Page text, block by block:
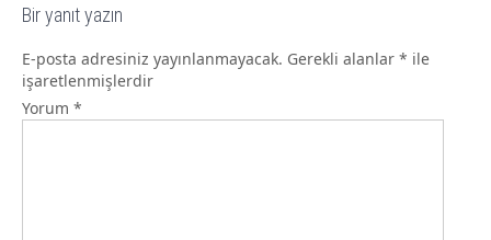
Bir yanıt yazın
E-posta adresiniz yayınlanmayacak. Gerekli alanlar * ile
işaretlenmişlerdir
Yorum *